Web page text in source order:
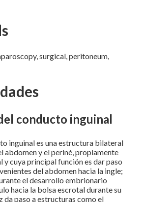
surgical, peritoneum,
conducto inguinal
inguinal es una estructura bilateral
abdomen y el periné, propiamente
y cuya principal función es dar paso
del abdomen hacia la ingle;
el desarrollo embrionario
hacia la bolsa escrotal durante su
da paso a estructuras como el